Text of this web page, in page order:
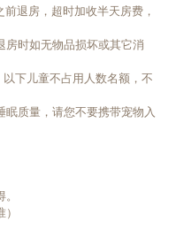
退房，超时加收半天房费，
房时如无物品损坏或其它消
下儿童不占用人数名额，不
质量，请您不要携带宠物入